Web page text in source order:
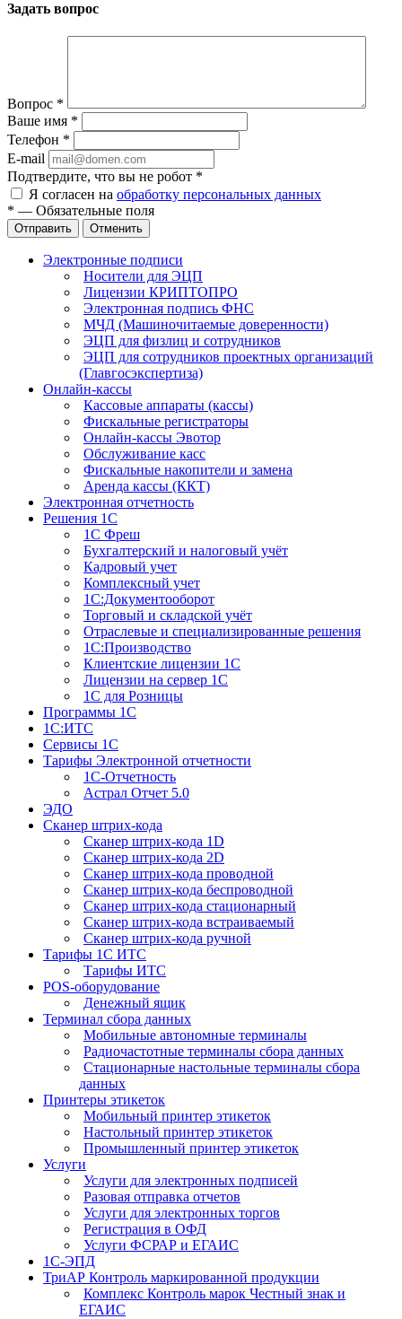
Задать вопрос
Вопрос *
Ваше имя *
Телефон *
E-mail
Подтвердите, что вы не робот *
Я согласен на обработку персональных данных
* — Обязательные поля
Отправить Отменить
Электронные подписи
Носители для ЭЦП
Лицензии КРИПТОПРО
Электронная подпись ФНС
МЧД (Машиночитаемые доверенности)
ЭЦП для физлиц и сотрудников
ЭЦП для сотрудников проектных организаций
(Главгосэкспертиза)
Онлайн-кассы
Кассовые аппараты (кассы)
Фискальные регистраторы
Онлайн-кассы Эвотор
Обслуживание касс
Фискальные накопители и замена
Аренда кассы (ККТ)
Электронная отчетность
Решения 1С
1С Фреш
Бухгалтерский и налоговый учёт
Кадровый учет
Комплексный учет
1С:Документооборот
Торговый и складской учёт
Отраслевые и специализированные решения
1С:Производство
Клиентские лицензии 1С
Лицензии на сервер 1С
1С для Розницы
Программы 1С
1С:ИТС
Сервисы 1С
Тарифы Электронной отчетности
1С-Отчетность
Астрал Отчет 5.0
ЭДО
Сканер штрих-кода
Сканер штрих-кода 1D
Сканер штрих-кода 2D
Сканер штрих-кода проводной
Сканер штрих-кода беспроводной
Сканер штрих-кода стационарный
Сканер штрих-кода встраиваемый
Сканер штрих-кода ручной
Тарифы 1С ИТС
Тарифы ИТС
POS-оборудование
Денежный ящик
Терминал сбора данных
Мобильные автономные терминалы
Радиочастотные терминалы сбора данных
Стационарные настольные терминалы сбора
данных
Принтеры этикеток
Мобильный принтер этикеток
Настольный принтер этикеток
Промышленный принтер этикеток
Услуги
Услуги для электронных подписей
Разовая отправка отчетов
Услуги для электронных торгов
Регистрация в ОФД
Услуги ФСРАР и ЕГАИС
1С-ЭПД
ТриАР Контроль маркированной продукции
Комплекс Контроль марок Честный знак и
ЕГАИС